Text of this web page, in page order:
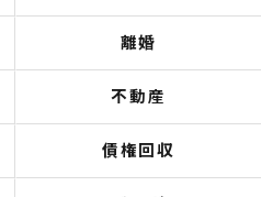
離婚
不動産
債権回収